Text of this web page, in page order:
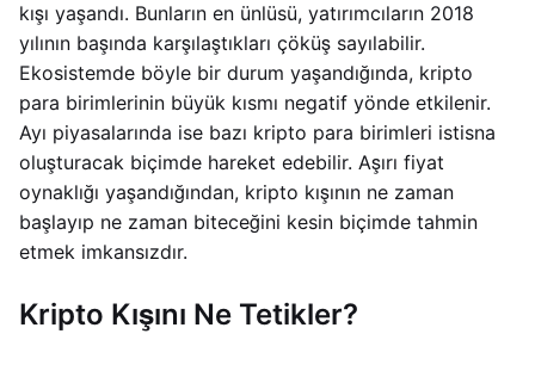
kışı yaşandı. Bunların en ünlüsü, yatırımcıların 2018
yılının başında karşılaştıkları çöküş sayılabilir.
Ekosistemde böyle bir durum yaşandığında, kripto
para birimlerinin büyük kısmı negatif yönde etkilenir.
Ayı piyasalarında ise bazı kripto para birimleri istisna
oluşturacak biçimde hareket edebilir. Aşırı fiyat
oynaklığı yaşandığından, kripto kışının ne zaman
başlayıp ne zaman biteceğini kesin biçimde tahmin
etmek imkansızdır.
Kripto Kışını Ne Tetikler?